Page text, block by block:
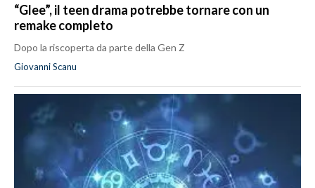
“Glee”, il teen drama potrebbe tornare con un
remake completo
Dopo la riscoperta da parte della Gen Z
Giovanni Scanu